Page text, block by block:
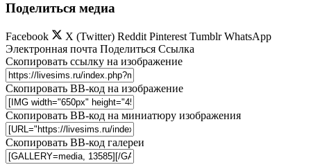
Поделиться медиа
Facebook X (Twitter) Reddit Pinterest Tumblr WhatsApp
Электронная почта Поделиться Ссылка
Скопировать ссылку на изображение
Скопировать BB-код на изображение
Скопировать BB-код на миниатюру изображения
Скопировать BB-код галереи